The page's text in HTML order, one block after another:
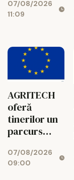
pentru
Acces,
Cod SMIS:
351753
07/08/2026
11:09
AGRITECH
oferă
tinerilor un
parcurs
conectat cu
realitatea
07/08/2026
09:00